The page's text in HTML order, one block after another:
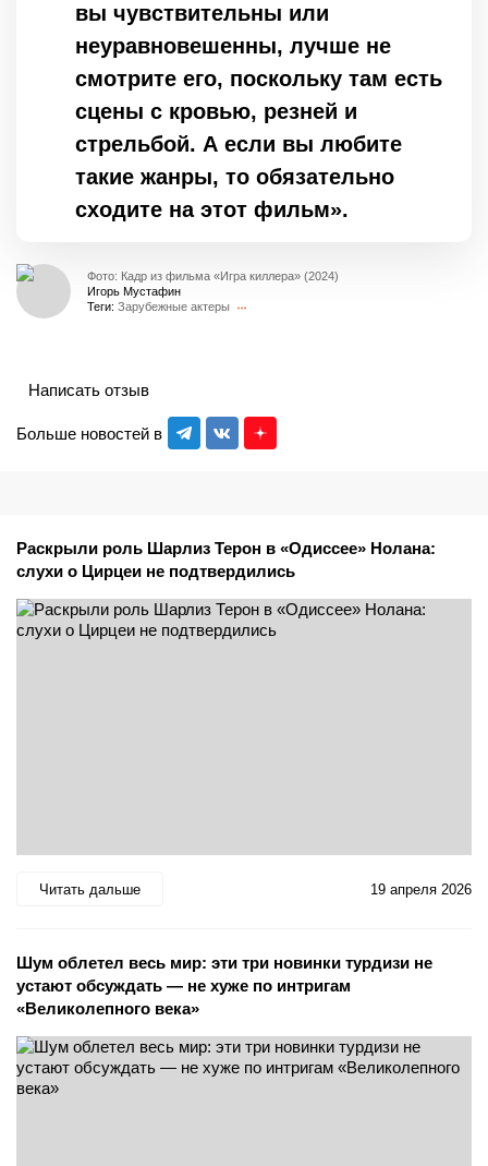
вы чувствительны или
неуравновешенны, лучше не
смотрите его, поскольку там есть
сцены с кровью, резней и
стрельбой. А если вы любите
такие жанры, то обязательно
сходите на этот фильм».
Фото: Кадр из фильма «Игра киллера» (2024)
Игорь Мустафин
Теги: Зарубежные актеры
Больше новостей в
Написать отзыв
Раскрыли роль Шарлиз Терон в «Одиссее» Нолана:
слухи о Цирцеи не подтвердились
Читать дальше 19 апреля 2026
Шум облетел весь мир: эти три новинки турдизи не
устают обсуждать — не хуже по интригам
«Великолепного века»